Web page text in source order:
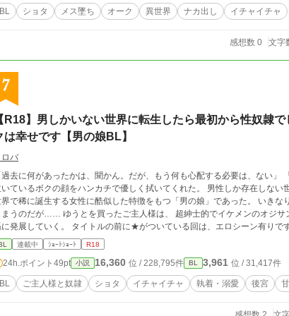
BL ショタ メス墜ち オーク 異世界 ナカ出し イチャイチャ
感想数 0 文字
7
R18】男しかいない世界に転生したら最初から性奴隷
は幸せです【男の娘BL】
ロバ
過去に何があったかは、聞かん。だが、もう何も心配する必要は、ない
いるボクの顔をハンカチで優しく拭いてくれた。 男性しか存在しない世界に転生した主人公ゆうとが入り込んだ肉体は、 その
で稀に誕生する女性に酷似した特徴をもつ「男の娘」であった。 いきなり奴隷商から性奴隷として金持ちの男に売り飛ばされて
まうのだが…… ゆうとを買ったご主人様は、 超紳士的でイケメンのオジサ
く。 タイトルの前に★がついている回は、エロシーン有りです。 ※大分作風が変わりますが、「男の娘」主人公の作
してもう１つ「男女逆転世界にきたら～」という作品も連載しております
連載中 ｼｮｰﾄｼｮｰﾄ R18
24h.ポイント 49pt 小説 16,360 位 / 228,795件 BL 3,961 位 / 31,417件
BL ご主人様と奴隷 ショタ イチャイチャ 執着・溺愛 後宮